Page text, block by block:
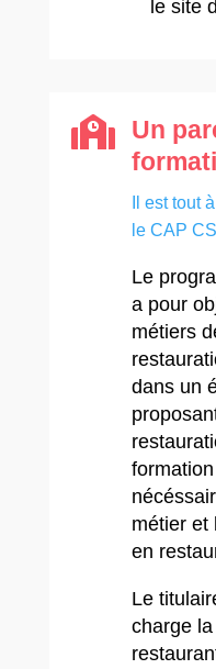
le site

Un
Il est tout
le CAP
Le
a pour
métiers
dans un
métier et
en
Le
charge la